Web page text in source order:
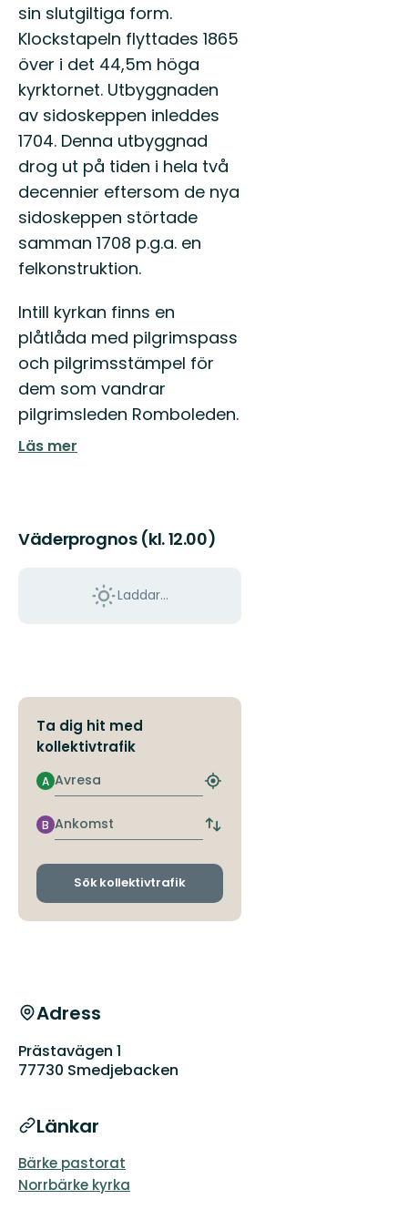
sin slutgiltiga form.
Klockstapeln flyttades 1865
över i det 44,5m höga
kyrktornet. Utbyggnaden
av sidoskeppen inleddes
1704. Denna utbyggnad
drog ut på tiden i hela två
decennier eftersom de nya
sidoskeppen störtade
samman 1708 p.g.a. en
felkonstruktion.
Intill kyrkan finns en
plåtlåda med pilgrimspass
och pilgrimsstämpel för
dem som vandrar
pilgrimsleden Romboleden.
Läs mer
Väderprognos (kl. 12.00)
Laddar...
Ta dig hit med
kollektivtrafik
Avresa
A
Hitta
hållplats
Ankomst
B
Byt
och
Sök kollektivtrafik
Adress
Prästavägen 1
77730 Smedjebacken
Länkar
Bärke pastorat
Norrbärke kyrka